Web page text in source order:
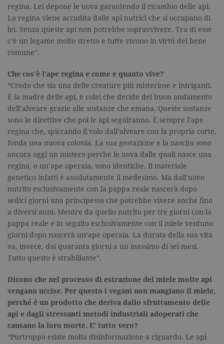
regina. Lei depone le uova garantendo il ricambio delle api.
La regina viene accudita dalle api nutrici che si occupano di
lei. Senza queste api non potrebbe sopravvivere. Tra di esse
c’è un legame molto stretto e tutte vivono in virtù del bene
comune”.
Che cos’è l’ape regina e come e quanto vive?
“Credo che sia una delle creature più misteriose e intriganti.
È la madre delle api, è colei che decide del buon andamento
dell’alveare grazie alle sostanze che emana. Queste sostanze
sono le direttive che poi le api seguiranno. È sempre l’ape
regina che, spiccando il volo dall’alveare con la propria corte,
fonda una nuova colonia. La sua gestazione e la nascita sono
ancora oggi un mistero perché le uova dalle quali nasce una
regina, o un’ape operaia, sono identiche. Il materiale
genetico infatti è assolutamente il medesimo. Ma dall’uovo
nutrito esclusivamente con la pappa reale nascerà dopo
sedici giorni una principessa che potrebbe vivere anche fino
a diversi anni. Mentre da quello nutrito per tre giorni con la
pappa reale e in seguito esclusivamente con il miele ventuno
giorni dopo nascerà un’ape operaia. La durata della sua vita
va, invece, dai quaranta giorni a un massimo di sei mesi.
Tutto questo è strabiliante”.
Dicono che nel processo di estrazione del miele molte api
vengano uccise. Per questo i vegani non mangiano il miele,
perché è un prodotto che deriva dallo sfruttamento delle
api e dagli stressanti metodi industriali adoperati che
causano la loro morte. E’ tutto vero?
“Purtroppo esiste molta disinformazione a riguardo. Le api